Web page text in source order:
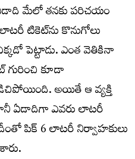
ఏడాది మేలో తనకు పరిచయం
టికెట్‌ను కొనుగోలు
పెట్టాడు. ఎంత వెతికినా
గురించి కూడా
అయితే ఆ వ్యక్తి
ఏడాదిగా ఎవరు లాటరీ
పిక్ 6 లాటరీ నిర్వాహకులు